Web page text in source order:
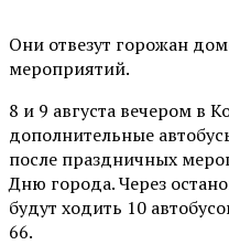
Они отвезут горожан
мероприятий.
8 и 9 августа вечером в
дополнительные
после праздничных
Дню города. Через
будут ходить 10
66.